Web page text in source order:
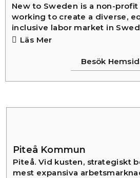
New to Sweden is a non-
working to create a diverse,
inclusive labor market in
Besök
Läs Mer
Piteå Kommun
Piteå. Vid kusten, strategiskt
mest expansiva